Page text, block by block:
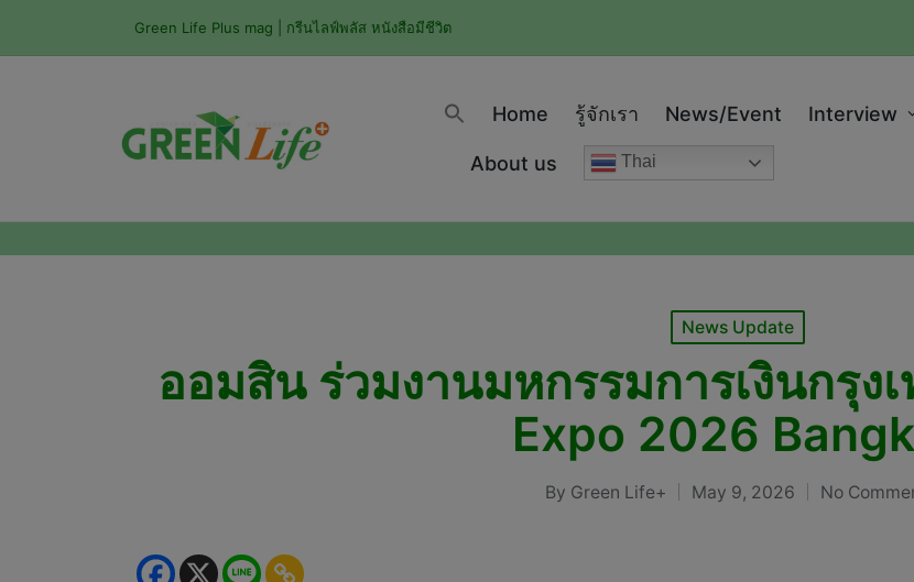
Green Life Plus mag | กรีนไลฟ์พลัส หนังสือมีชีวิต
Home รู้จักเรา News/Event Interview
About us Thai
Posted
News Update
ออมสิน ร่วมงานมหกรรมการเงินกรุง
Expo 2026
Posted
By Green Life+ May 9, 2026 No